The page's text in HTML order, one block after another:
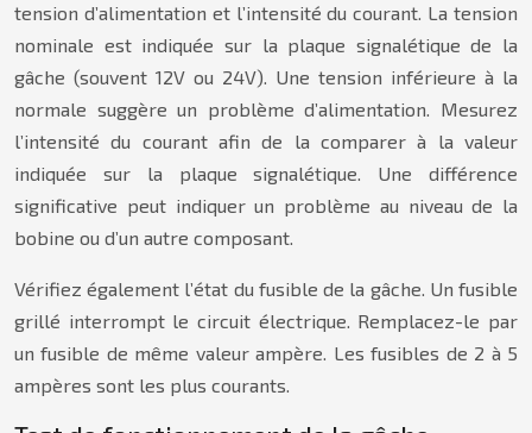
tension d’alimentation et l’intensité du courant. La tension
nominale est indiquée sur la plaque signalétique de la
gâche (souvent 12V ou 24V). Une tension inférieure à la
normale suggère un problème d’alimentation. Mesurez
l’intensité du courant afin de la comparer à la valeur
indiquée sur la plaque signalétique. Une différence
significative peut indiquer un problème au niveau de la
bobine ou d’un autre composant.
Vérifiez également l’état du fusible de la gâche. Un fusible
grillé interrompt le circuit électrique. Remplacez-le par
un fusible de même valeur ampère. Les fusibles de 2 à 5
ampères sont les plus courants.